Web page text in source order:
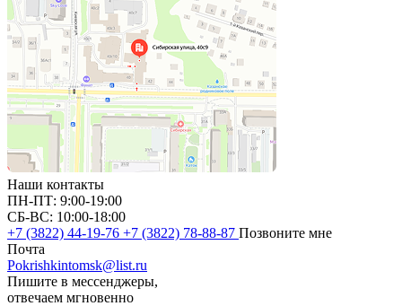
Наши контакты
ПН-ПТ: 9:00-19:00
СБ-ВС: 10:00-18:00
+7 (3822) 44-19-76 +7 (3822) 78-88-87 Позвоните мне
Почта
Pokrishkintomsk@list.ru
Пишите в мессенджеры,
отвечаем мгновенно